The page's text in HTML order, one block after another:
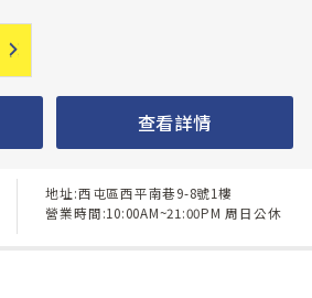
查看詳情
地址:西屯區西平南巷9-8號1樓
營業時間:10:00AM~21:00PM 周日公休